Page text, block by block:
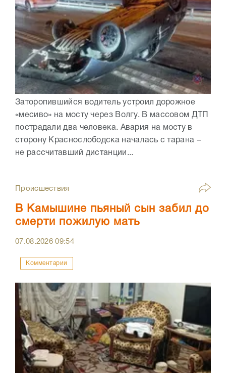
Заторопившийся водитель устроил дорожное
«месиво» на мосту через Волгу. В массовом ДТП
пострадали два человека. Авария на мосту в
сторону Краснослободска началась с тарана –
не рассчитавший дистанции...
Происшествия
В Камышине пьяный сын забил до
смерти пожилую мать
07.08.202609:54
Комментарии